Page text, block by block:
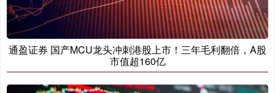
通盈证券 国产MCU龙头冲刺港股上市！三年毛利翻倍，A股
市值超160亿